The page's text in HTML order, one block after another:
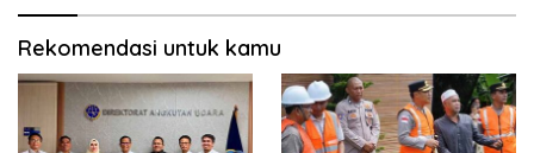
Rekomendasi untuk kamu